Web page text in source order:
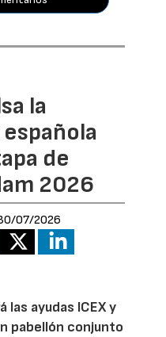
la
de
2026
07/2026
las ayudas ICEX y
pabellón conjunto